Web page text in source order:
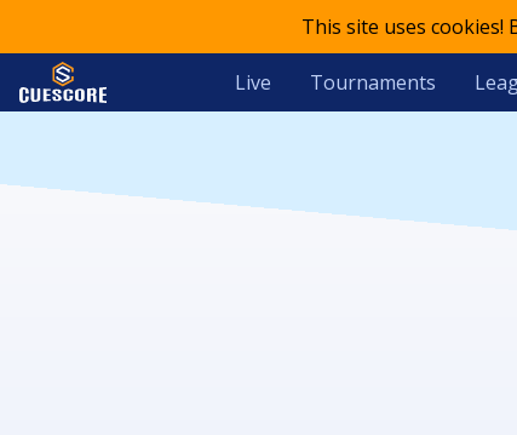
This site uses
Live Tournaments